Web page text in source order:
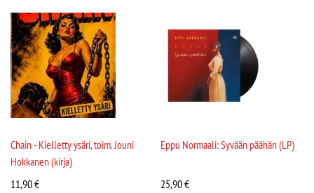
Chain - Kielletty ysäri, toim. Jouni
Hokkanen (kirja)
11,90€
Eppu Normaali: Syvään päähän (LP)
25,90€